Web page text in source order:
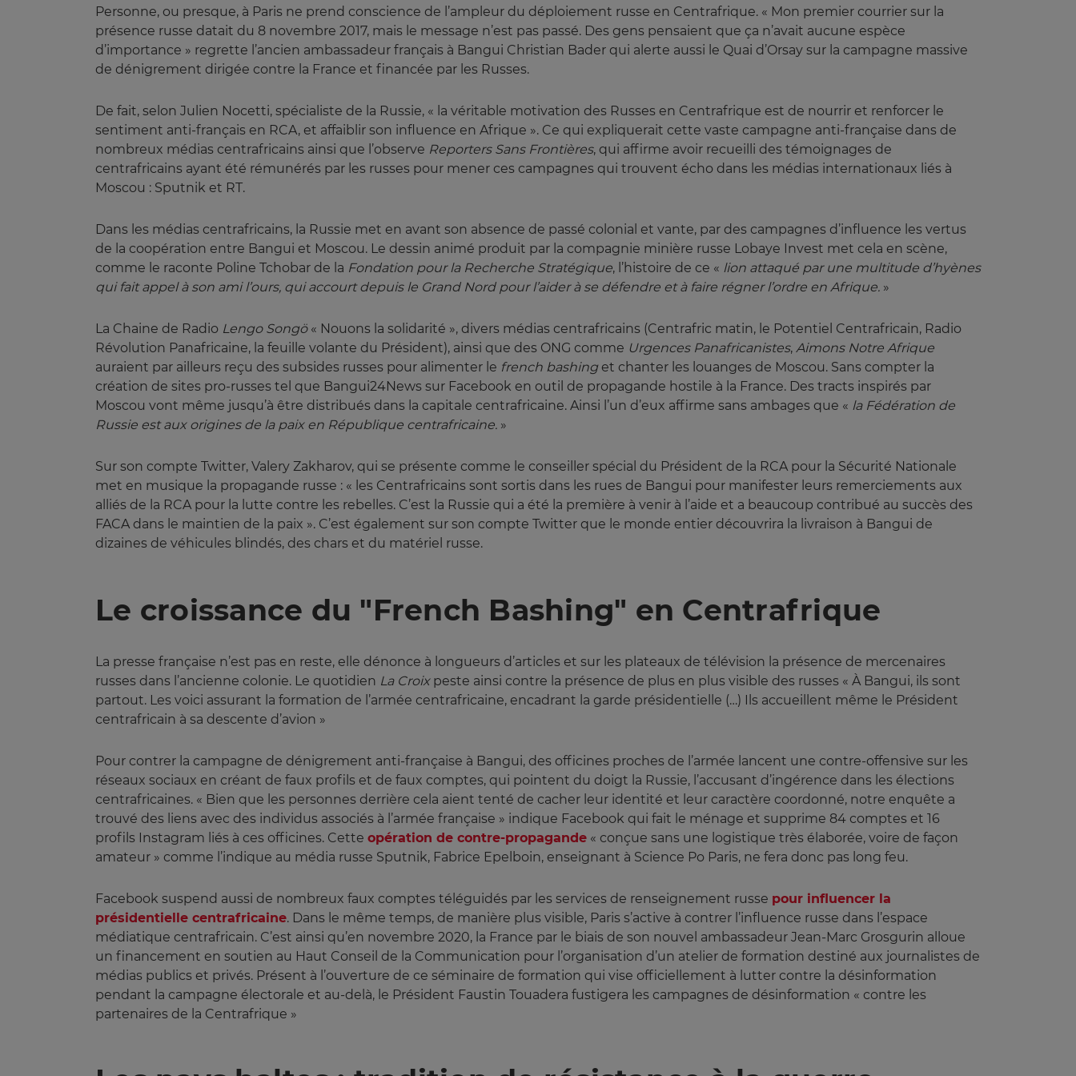
Personne, ou presque, à Paris ne prend conscience de l’ampleur du déploiement russe en Centrafrique. « Mon premier courrier sur la
présence russe datait du 8 novembre 2017, mais le message n’est pas passé. Des gens pensaient que ça n’avait aucune espèce
d’importance » regrette l’ancien ambassadeur français à Bangui Christian Bader qui alerte aussi le Quai d’Orsay sur la campagne massive
de dénigrement dirigée contre la France et financée par les Russes.
De fait, selon Julien Nocetti, spécialiste de la Russie, « la véritable motivation des Russes en Centrafrique est de nourrir et renforcer le
sentiment anti-français en RCA, et affaiblir son influence en Afrique ». Ce qui expliquerait cette vaste campagne anti-française dans de
nombreux médias centrafricains ainsi que l’observe Reporters Sans Frontières, qui affirme avoir recueilli des témoignages de
centrafricains ayant été rémunérés par les russes pour mener ces campagnes qui trouvent écho dans les médias internationaux liés à
Moscou : Sputnik et RT.
Dans les médias centrafricains, la Russie met en avant son absence de passé colonial et vante, par des campagnes d’influence les vertus
de la coopération entre Bangui et Moscou. Le dessin animé produit par la compagnie minière russe Lobaye Invest met cela en scène,
comme le raconte Poline Tchobar de la Fondation pour la Recherche Stratégique, l’histoire de ce « lion attaqué par une multitude d’hyènes
qui fait appel à son ami l’ours, qui accourt depuis le Grand Nord pour l’aider à se défendre et à faire régner l’ordre en Afrique. »
La Chaine de Radio Lengo Songö« Nouons la solidarité », divers médias centrafricains (Centrafric matin, le Potentiel Centrafricain, Radio
Révolution Panafricaine, la feuille volante du Président), ainsi que des ONG comme Urgences Panafricanistes, Aimons Notre Afrique
auraient par ailleurs reçu des subsides russes pour alimenter le french bashinget chanter les louanges de Moscou. Sans compter la
création de sites pro-russes tel que Bangui24News sur Facebook en outil de propagande hostile à la France. Des tracts inspirés par
Moscou vont même jusqu’à être distribués dans la capitale centrafricaine. Ainsi l’un d’eux affirme sans ambages que « la Fédération de
Russie est aux origines de la paix en République centrafricaine. »
Sur son compte Twitter, Valery Zakharov, qui se présente comme le conseiller spécial du Président de la RCA pour la Sécurité Nationale
met en musique la propagande russe : « les Centrafricains sont sortis dans les rues de Bangui pour manifester leurs remerciements aux
alliés de la RCA pour la lutte contre les rebelles. C’est la Russie qui a été la première à venir à l’aide et a beaucoup contribué au succès des
FACA dans le maintien de la paix ». C’est également sur son compte Twitter que le monde entier découvrira la livraison à Bangui de
dizaines de véhicules blindés, des chars et du matériel russe.
Le croissance du "French Bashing" en Centrafrique
La presse française n’est pas en reste, elle dénonce à longueurs d’articles et sur les plateaux de télévision la présence de mercenaires
russes dans l’ancienne colonie. Le quotidien La Croix peste ainsi contre la présence de plus en plus visible des russes « À Bangui, ils sont
partout. Les voici assurant la formation de l’armée centrafricaine, encadrant la garde présidentielle (…) Ils accueillent même le Président
centrafricain à sa descente d’avion »
Pour contrer la campagne de dénigrement anti-française à Bangui, des officines proches de l’armée lancent une contre-offensive sur les
réseaux sociaux en créant de faux profils et de faux comptes, qui pointent du doigt la Russie, l’accusant d’ingérence dans les élections
centrafricaines. « Bien que les personnes derrière cela aient tenté de cacher leur identité et leur caractère coordonné, notre enquête a
trouvé des liens avec des individus associés à l’armée française » indique Facebook qui fait le ménage et supprime 84 comptes et 16
profils Instagram liés à ces officines. Cette opération de contre-propagande « conçue sans une logistique très élaborée, voire de façon
amateur » comme l’indique au média russe Sputnik, Fabrice Epelboin, enseignant à Science Po Paris, ne fera donc pas long feu.
Facebook suspend aussi de nombreux faux comptes téléguidés par les services de renseignement russe pour influencer la
présidentielle centrafricaine. Dans le même temps, de manière plus visible, Paris s’active à contrer l’influence russe dans l’espace
médiatique centrafricain. C’est ainsi qu’en novembre 2020, la France par le biais de son nouvel ambassadeur Jean-Marc Grosgurin alloue
un financement en soutien au Haut Conseil de la Communication pour l’organisation d’un atelier de formation destiné aux journalistes de
médias publics et privés. Présent à l’ouverture de ce séminaire de formation qui vise officiellement à lutter contre la désinformation
pendant la campagne électorale et au-delà, le Président Faustin Touadera fustigera les campagnes de désinformation « contre les
partenaires de la Centrafrique »